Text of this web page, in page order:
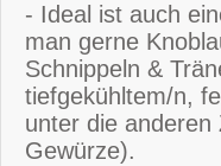
- Ideal ist auch
man gerne
Schnippeln &
tiefgekühltem/n,
unter die
Gewürze).